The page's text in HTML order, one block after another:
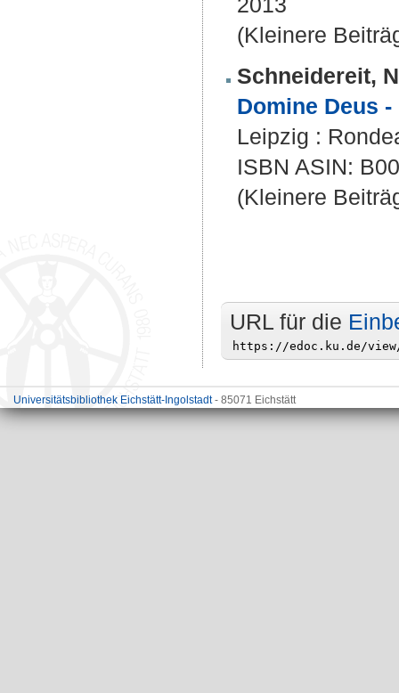
(Kleinere
Schneidereit,
Domine Deus
Leipzig :
ISBN ASIN:
(Kleinere
URL für die
Universitätsbibliothek Eichstätt-Ingolstadt- 85071 Eichstätt